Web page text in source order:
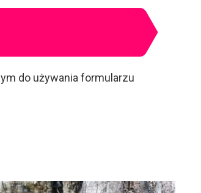
do używania formularzu